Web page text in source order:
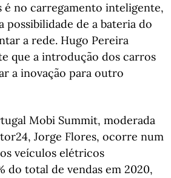
é no carregamento inteligente,
possibilidade de a bateria do
a rede. Hugo Pereira
que a introdução dos carros
a inovação para outro
Mobi Summit, moderada
Jorge Flores, ocorre num
veículos elétricos
do total de vendas em 2020,